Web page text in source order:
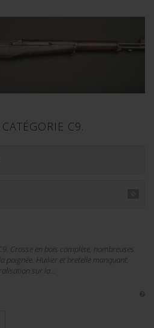
C9.
Crosse en bois complète, nombreuses
poignée. Huilier et bretelle manquant.
sur la...